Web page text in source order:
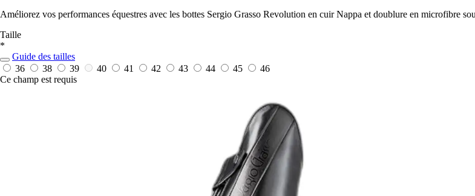
Améliorez vos performances équestres avec les bottes Sergio Grasso Revolution en cuir Nappa et doublure en microfibre
Taille
*
Guide des tailles
36
38 39 40 41 42 43 44 45
46
Ce champ est requis